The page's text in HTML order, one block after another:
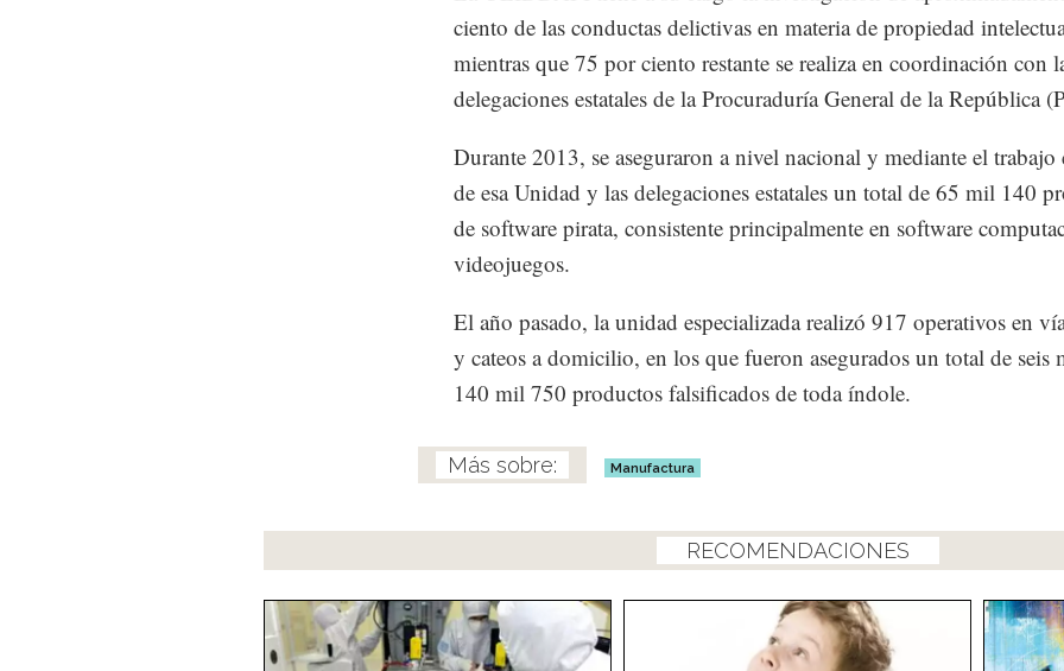
ciento de las conductas delictivas en materia de propiedad
mientras que 75 por ciento restante se realiza en coordinación con
delegaciones estatales de la Procuraduría General de la República
Durante 2013, se aseguraron a nivel nacional y mediante el
de esa Unidad y las delegaciones estatales un total de 65 mil 140
de software pirata, consistente principalmente en software
videojuegos.
El año pasado, la unidad especializada realizó 917 operativos en
y cateos a domicilio, en los que fueron asegurados un total de seis
140 mil 750 productos falsificados de toda índole.
Manufactura
RECOMENDACIONES